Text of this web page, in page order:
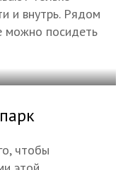
и внутрь. Рядом
можно посидеть
чтобы